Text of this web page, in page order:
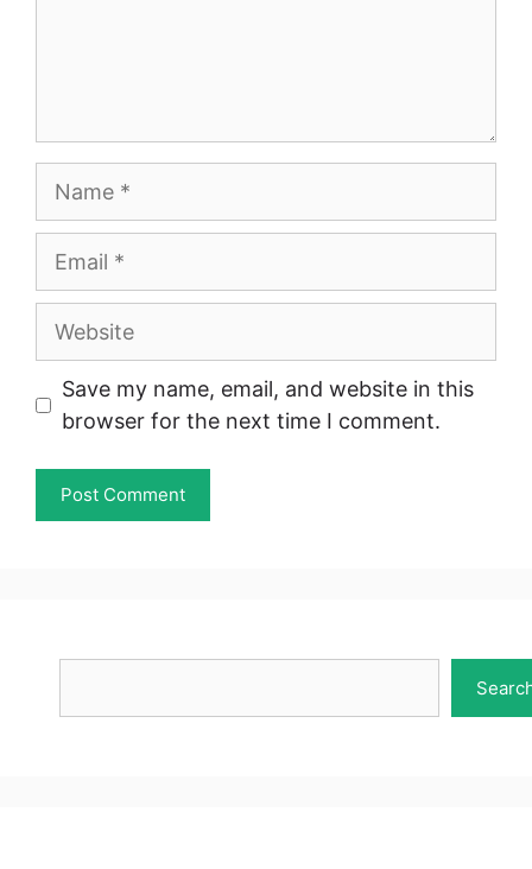
Name
Email
Website
Save my name, email, and website in this
browser for the next time I comment.